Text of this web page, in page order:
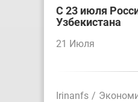
С 23 июля
Узбекистана
21 Июля
Irinanfs /